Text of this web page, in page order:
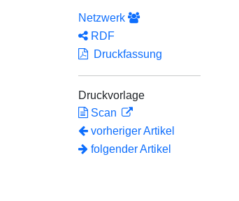
Netzwerk
RDF
Druckfassung
Druckvorlage
Scan
vorheriger Artikel
folgender Artikel